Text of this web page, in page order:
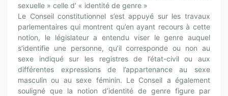
sexuelle » celle d’ « identité de genre »
Le Conseil constitutionnel s’est appuyé sur les travaux
parlementaires qui montrent qu’en ayant recours à cette
notion, le législateur a entendu viser le genre auquel
s’identifie une personne, qu’il corresponde ou non au
sexe indiqué sur les registres de l’état-civil ou aux
différentes expressions de l’appartenance au sexe
masculin ou au sexe féminin. Le Conseil a également
souligné que la notion d’identité de genre figure par